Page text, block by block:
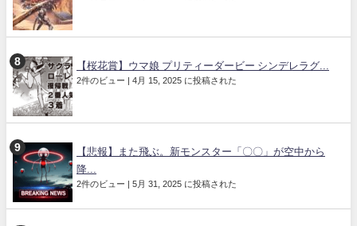
【桜花賞】ウマ娘 プリティーダービー シンデレラグ...
2件のビュー | 4月 15, 2025 に投稿された
【悲報】また飛ぶ。新モンスター「〇〇」が空中から
降...
2件のビュー | 5月 31, 2025 に投稿された